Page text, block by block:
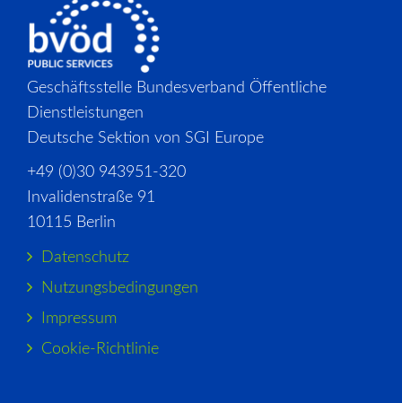
Geschäftsstelle Bundesverband Öffentliche
Dienstleistungen
Deutsche Sektion von SGI Europe
+49 (0)30 943951-320
Invalidenstraße 91
10115 Berlin
Datenschutz
Nutzungsbedingungen
Impressum
Cookie-Richtlinie